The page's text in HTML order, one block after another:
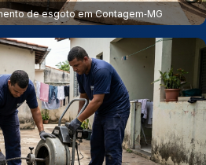
de esgoto em Contagem‑MG